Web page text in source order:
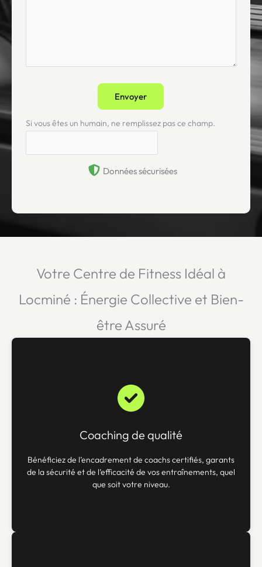
Envoyer
Si vous êtes un humain, ne remplissez pas ce champ.
Données sécurisées
Votre Centre de Fitness Idéal à
Locminé : Énergie Collective et Bien-
être Assuré
Coaching de qualité
Bénéficiez de l’encadrement de coachs certifiés, garants
de la sécurité et de l’efficacité de vos entraînements, quel
que soit votre niveau.